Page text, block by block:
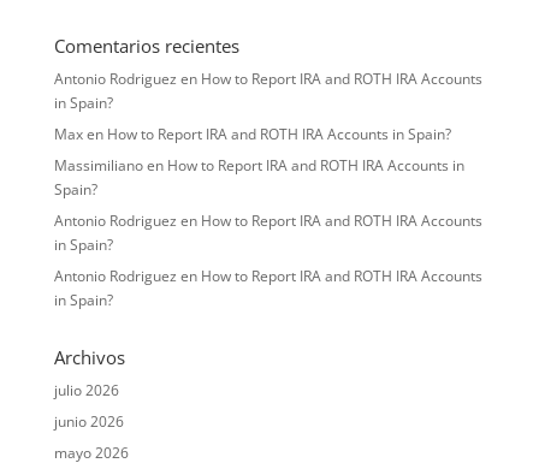
Comentarios recientes
Antonio Rodriguez en How to Report IRA and ROTH IRA Accounts
in Spain?
Maxen How to Report IRA and ROTH IRA Accounts in Spain?
Massimilianoen How to Report IRA and ROTH IRA Accounts in
Spain?
Antonio Rodriguez en How to Report IRA and ROTH IRA Accounts
in Spain?
Antonio Rodriguez en How to Report IRA and ROTH IRA Accounts
in Spain?
Archivos
julio 2026
junio 2026
mayo 2026